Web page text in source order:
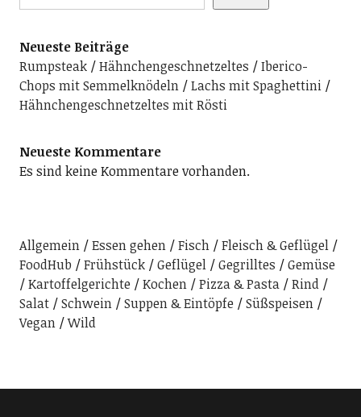
Neueste Beiträge
Rumpsteak
Hähnchengeschnetzeltes
Iberico-
Chops mit Semmelknödeln
Lachs mit Spaghettini
Hähnchengeschnetzeltes mit Rösti
Neueste Kommentare
Es sind keine Kommentare vorhanden.
Allgemein Essen gehen Fisch
Fleisch & Geflügel
FoodHub
Frühstück Geflügel Gegrilltes
Gemüse
Kartoffelgerichte
Kochen Pizza & Pasta
Rind
Salat
Schwein Suppen & Eintöpfe
Süßspeisen
Vegan
Wild